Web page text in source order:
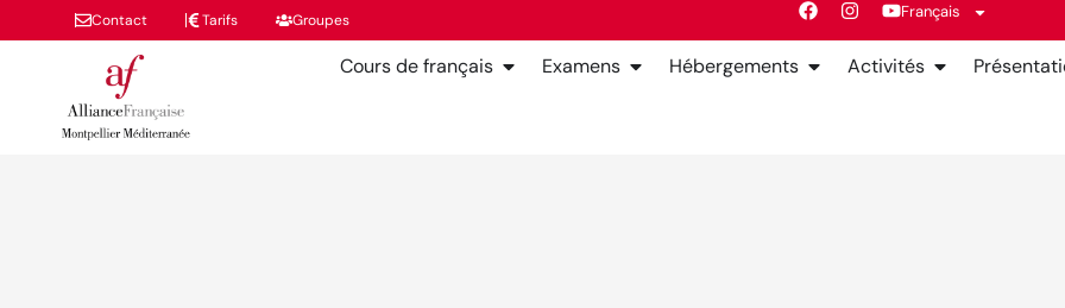
Contact Tarifs Groupes Français
Cours de français Examens Hébergements Activités